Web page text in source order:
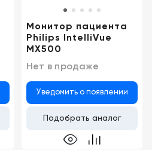
Монитор пациента
Philips IntelliVue
MX500
Нет в продаже
Уведомить о появлении
Подобрать аналог